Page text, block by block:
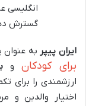
انگلیسی
گسترش
ایران پیپر به عنوان
برای کودکان
و
ارزشمندی را برای
اختیار والدین و